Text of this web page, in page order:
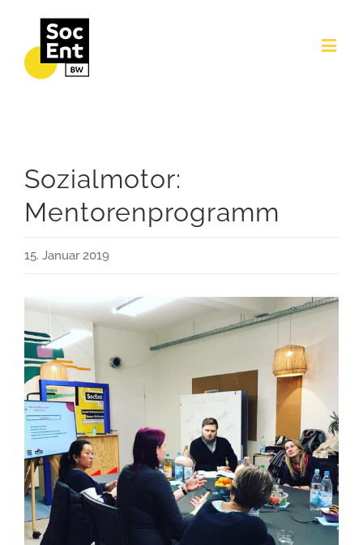
Sozialmotor:
Mentorenprogramm
15. Januar 2019
View
Larger
Image